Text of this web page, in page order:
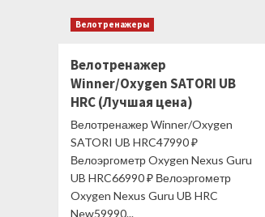
Эллиптический
тренажер
One
X30
(Лучшая
цена)
Велотренажеры
Велотренажер
Winner/Oxygen SATORI UB
HRC (Лучшая цена)
Велотренажер Winner/Oxygen
SATORI UB HRC47990 ₽
Велоэргометр Oxygen Nexus Guru
UB HRC66990 ₽ Велоэргометр
Oxygen Nexus Guru UB HRC
New59990...